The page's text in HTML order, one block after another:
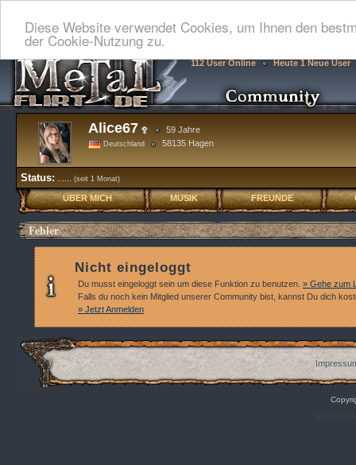
Diese Website verwendet Cookies, um Ihnen den
der Cookie-Nutzung zu.
112 User Online Heute 1 Neue User
Alice67 59 Jahre
Deutschland 58135 Hagen
Status: (seit 1 Monat)
ÜBER MICH MUSIK FREUNDE
Fehler
Nicht eingeloggt
Du musst eingeloggt sein um diese Funktion zu benutzen. » Gehe zum
Falls du noch kein Mitglied unserer Community bist, kannst Du dich
» Jetzt Anmelden